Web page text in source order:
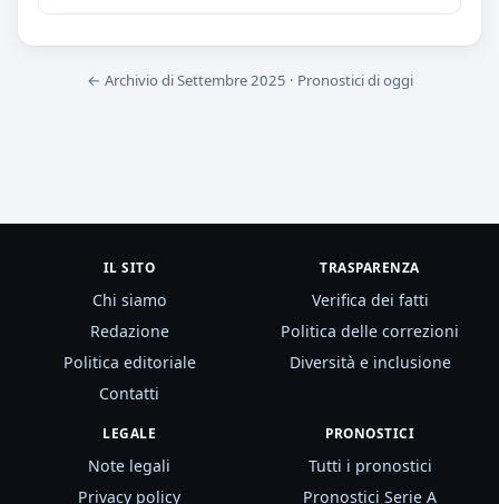
← Archivio di Settembre 2025 · Pronostici di oggi
IL SITO
Chi siamo
Redazione
Politica editoriale
Contatti
TRASPARENZA
Verifica dei fatti
Politica delle correzioni
Diversità e inclusione
LEGALE
Note legali
Privacy policy
PRONOSTICI
Tutti i pronostici
Pronostici Serie A